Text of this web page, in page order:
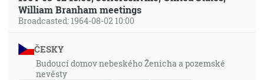
William Branham meetings
Broadcasted: 1964-08-02 10:00
ČESKY
Budoucí domov nebeského Ženicha a pozemské
nevěsty